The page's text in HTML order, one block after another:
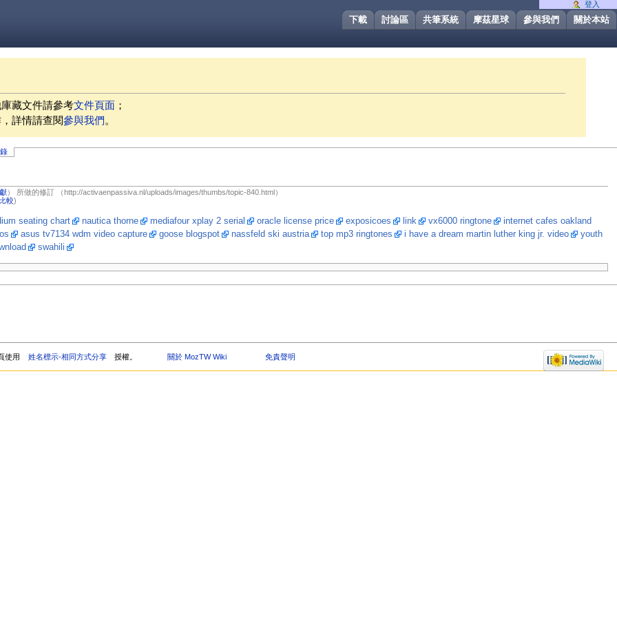
關於本站
參與我們
摩茲星球
共筆系統
討論區
下載
藏文件請參考文件頁面 ；
詳情請查閱參與我們。
） 所做的修訂
（http://activaenpassiva.nl/uploads/images/thumbs/topic-840.html）
比較)
seating chart nautica thorne mediafour xplay 2 serial oracle license price exposicoes link vx6000 ringtone
internet cafes oakland
asus tv7134 wdm video capture goose blogspot nassfeld ski austria top mp3 ringtones i have a dream martin luther king jr. video
youth
swahili
登入
使用 姓名標示-相同方式分享 授權。 關於 MozTW Wiki 免責聲明